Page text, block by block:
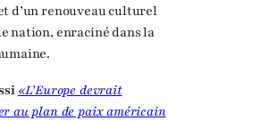
d’un renouveau culturel
nation, enraciné dans la
«L’Europe devrait
au plan de paix américain